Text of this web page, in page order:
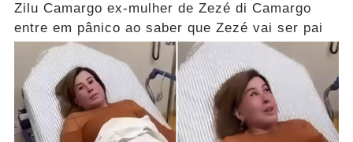
Zilu Camargo ex-mulher de Zezé di Camargo
entre em pânico ao saber que Zezé vai ser pai